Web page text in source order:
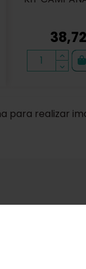
para realizar
nosotros